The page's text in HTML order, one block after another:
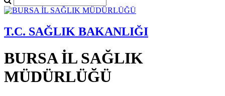
T.C. SAĞLIK BAKANLIĞI
BURSA İL SAĞLIK
MÜDÜRLÜĞÜ